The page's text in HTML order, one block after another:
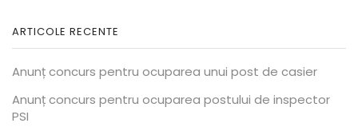
ARTICOLE RECENTE
Anunț concurs pentru ocuparea unui post de casier
Anunț concurs pentru ocuparea postului de inspector
PSI